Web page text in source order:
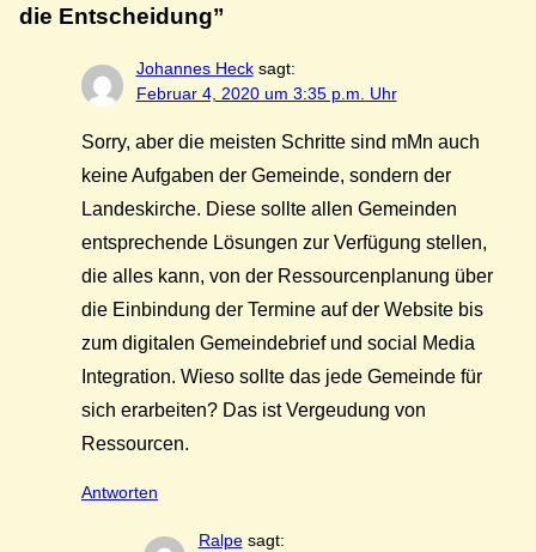
die Entscheidung”
Johannes Heck sagt:
Februar 4, 2020 um 3:35 p.m. Uhr
Sorry, aber die meisten Schritte sind mMn auch
keine Aufgaben der Gemeinde, sondern der
Landeskirche. Diese sollte allen Gemeinden
entsprechende Lösungen zur Verfügung stellen,
die alles kann, von der Ressourcenplanung über
die Einbindung der Termine auf der Website bis
zum digitalen Gemeindebrief und social Media
Integration. Wieso sollte das jede Gemeinde für
sich erarbeiten? Das ist Vergeudung von
Ressourcen.
Antworten
Ralpe sagt: